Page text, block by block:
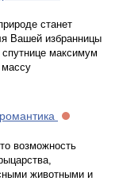
станет
Вашей избранницы
максимум
массу
возможность
животными и